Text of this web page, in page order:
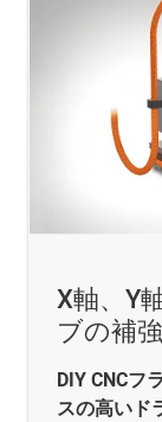
X軸、Y
ブの補
DIY CNCフ
スの高いド